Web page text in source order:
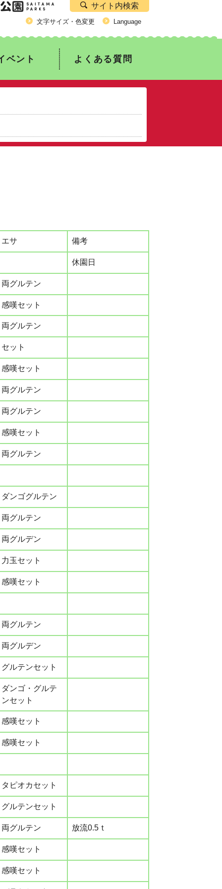
サイト内検索
文字サイズ・色変更 Language
ベント よくある質問
エサ 備考
休園日
両グルテン
感嘆セット
両グルテン
セット
感嘆セット
両グルテン
両グルテン
感嘆セット
両グルテン
ダンゴグルテン
両グルテン
両グルデン
力玉セット
感嘆セット
両グルテン
両グルデン
グルテンセット
ダンゴ・グルテ
ンセット
感嘆セット
感嘆セット
タピオカセット
グルテンセット
両グルテン 放流0.5ｔ
感嘆セット
感嘆セット